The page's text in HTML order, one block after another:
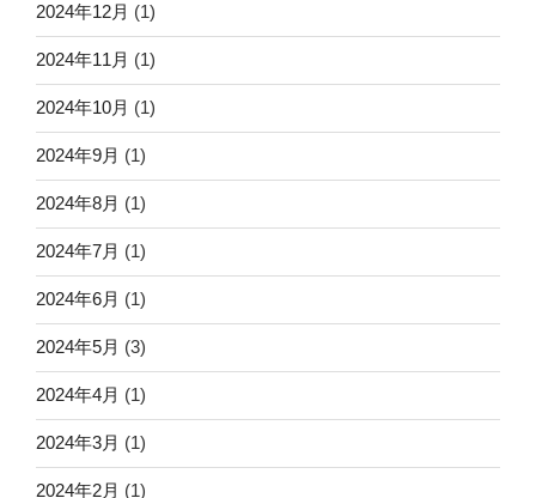
2024年12月 (1)
2024年11月 (1)
2024年10月 (1)
2024年9月 (1)
2024年8月 (1)
2024年7月 (1)
2024年6月 (1)
2024年5月 (3)
2024年4月 (1)
2024年3月 (1)
2024年2月 (1)